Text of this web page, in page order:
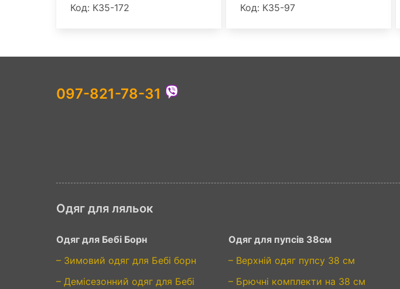
Код: К35-172
Код: К35-97
097-821-78-31
Одяг для ляльок
Одяг для Бебі Борн
– Зимовий одяг для Бебі борн
– Демісезонний одяг для Бебі
Одяг для пупсів 38см
– Верхній одяг пупсу 38 см
– Брючні комплекти на 38 см